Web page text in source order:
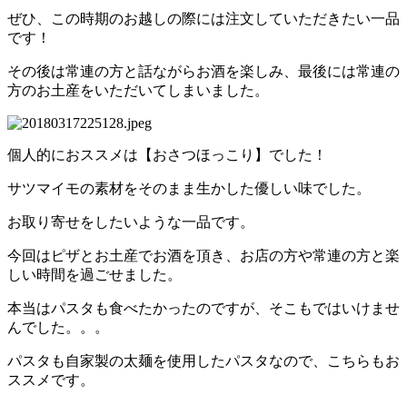
ぜひ、この時期のお越しの際には注文していただきたい一品
です！
その後は常連の方と話ながらお酒を楽しみ、最後には常連の
方のお土産をいただいてしまいました。
個人的におススメは【おさつほっこり】でした！
サツマイモの素材をそのまま生かした優しい味でした。
お取り寄せをしたいような一品です。
今回はピザとお土産でお酒を頂き、お店の方や常連の方と楽
しい時間を過ごせました。
本当はパスタも食べたかったのですが、そこもではいけませ
んでした。。。
パスタも自家製の太麺を使用したパスタなので、こちらもお
ススメです。